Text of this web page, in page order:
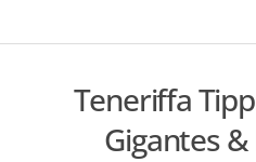
LÄNDER & REGIONEN
Teneriffa
Gigantes